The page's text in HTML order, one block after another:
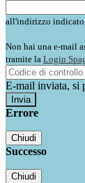
all'indirizzo indicato
Non hai una e-mail
tramite la Login
E-mail inviata, si
Errore
Chiudi
Successo
Chiudi